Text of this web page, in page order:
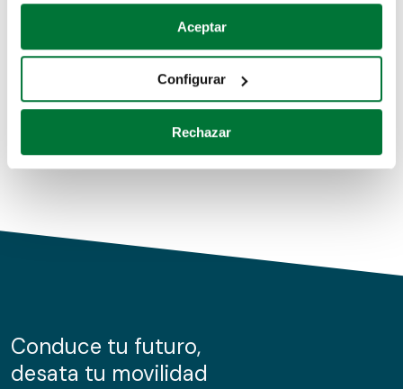
Si lo permite, también quisiéramos:
Recopilar información sobre su ubicación geográfica
Identificar su dispositivo analizándolo activamente
para buscar características específicas (huellas
Obtenga más información sobre cómo se procesan sus
de cookies.
información sobre el uso que haga del sitio web con
nuestros partners de redes sociales, publicidad y análisis
Aceptar
Configurar
Rechazar
Coches de segunda mano
Coches de km0
Conduce tu futuro,
desata tu movilidad